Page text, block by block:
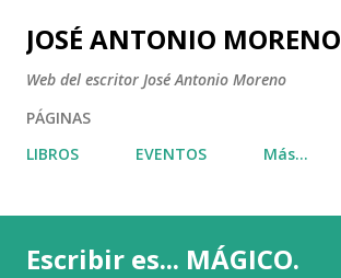
Ir al contenido principal
JOSÉ ANTONIO MORENO
Web del escritor José Antonio Moreno
PÁGINAS
LIBROS
EVENTOS Más…
Escribir es... MÁGICO.